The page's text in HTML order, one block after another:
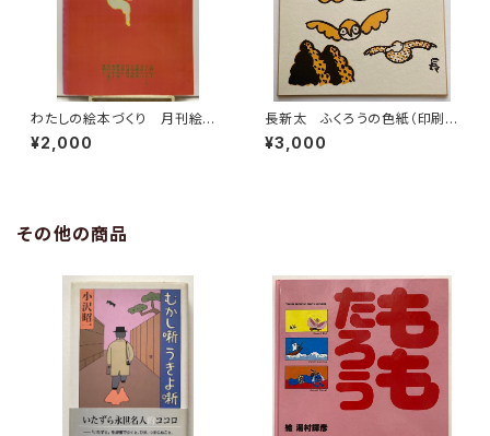
わたしの絵本づくり 月刊絵本
別冊 1979年 すばる書房
¥2,000
長新太 ふくろうの色紙（印刷
物）
¥3,000
その他の商品